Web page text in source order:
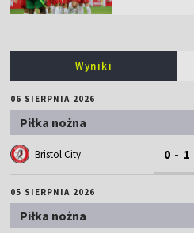
Wyniki
06 SIERPNIA 2026
Piłka nożna
Bristol City 0 - 1
05 SIERPNIA 2026
Piłka nożna